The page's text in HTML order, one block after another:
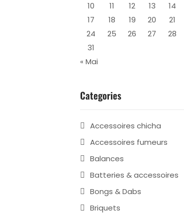
10
11 12 13 14
17
18 19 20 21
24
25 26 27 28
31
« Mai
Categories
Accessoires chicha
Accessoires fumeurs
Balances
Batteries & accessoires
Bongs & Dabs
Briquets